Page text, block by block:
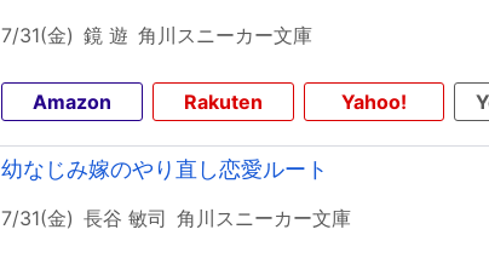
7/31(金) 鏡 遊 角川スニーカー文庫
Amazon Rakuten Yahoo!
幼なじみ嫁のやり直し恋愛ルート
7/31(金) 長谷 敏司 角川スニーカー文庫